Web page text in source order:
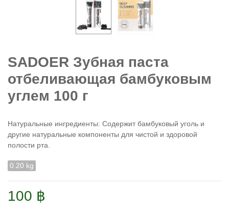
SADOER Зубная паста
отбеливающая бамбуковым
углем 100 г
Натуральные ингредиенты: Содержит бамбуковый уголь и
другие натуральные компоненты для чистой и здоровой
полости рта.
0.20 kg
100 ฿